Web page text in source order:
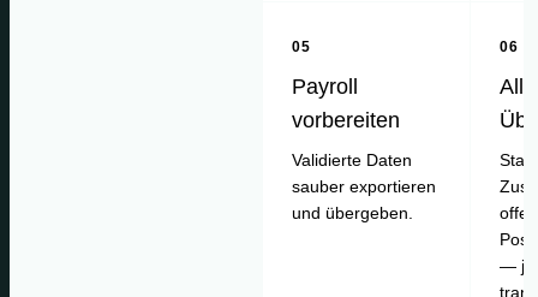
05
Payroll
vorbereiten
Validierte Daten
sauber exportieren
und übergeben.
06
—